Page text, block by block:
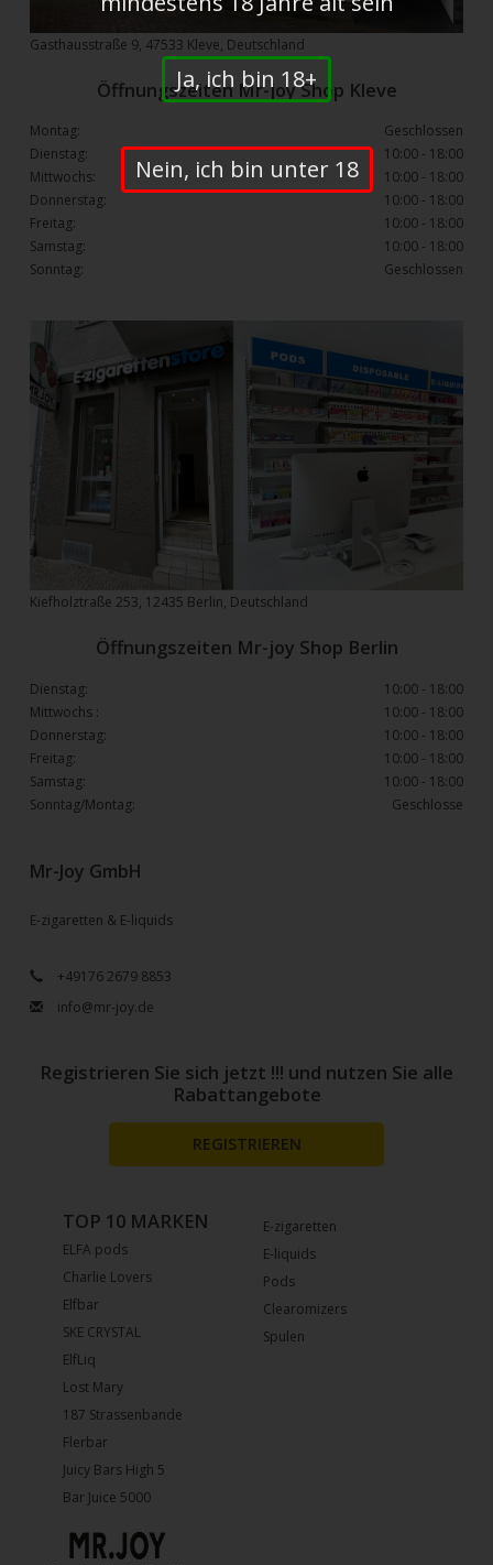
Mr-Joy GmbH
E-zigaretten & E-liquids
+49176 2679 8853
info@mr-joy.de
Gasthausstraße 9, 47533 Kleve, Deutschland
Kiefholztraße 253, 12435 Berlin, Deutschland
Öffnungszeiten Mr-joy Shop Kleve
Montag:
Geschlossen
Dienstag:
10:00 - 18:00
Mittwochs:
10:00 - 18:00
Donnerstag:
10:00 - 18:00
Freitag:
10:00 - 18:00
Samstag:
10:00 - 18:00
Sonntag:
Geschlossen
Öffnungszeiten Mr-joy Shop Berlin
Dienstag:
10:00 - 18:00
Mittwochs :
10:00 - 18:00
Donnerstag:
10:00 - 18:00
Freitag:
10:00 - 18:00
Samstag:
10:00 - 18:00
Sonntag/Montag:
Geschlosse
E-zigaretten
E-liquids
Pods
Clearomizers
Spulen
TOP 10 MARKEN
ELFA pods
Charlie Lovers
Elfbar
SKE CRYSTAL
ElfLiq
Lost Mary
187 Strassenbande
Flerbar
Juicy Bars High 5
Bar Juice 5000
Registrieren Sie sich jetzt !!! und nutzen Sie alle
Rabattangebote
REGISTRIEREN
Ja, ich bin 18+
Nein, ich bin unter 18